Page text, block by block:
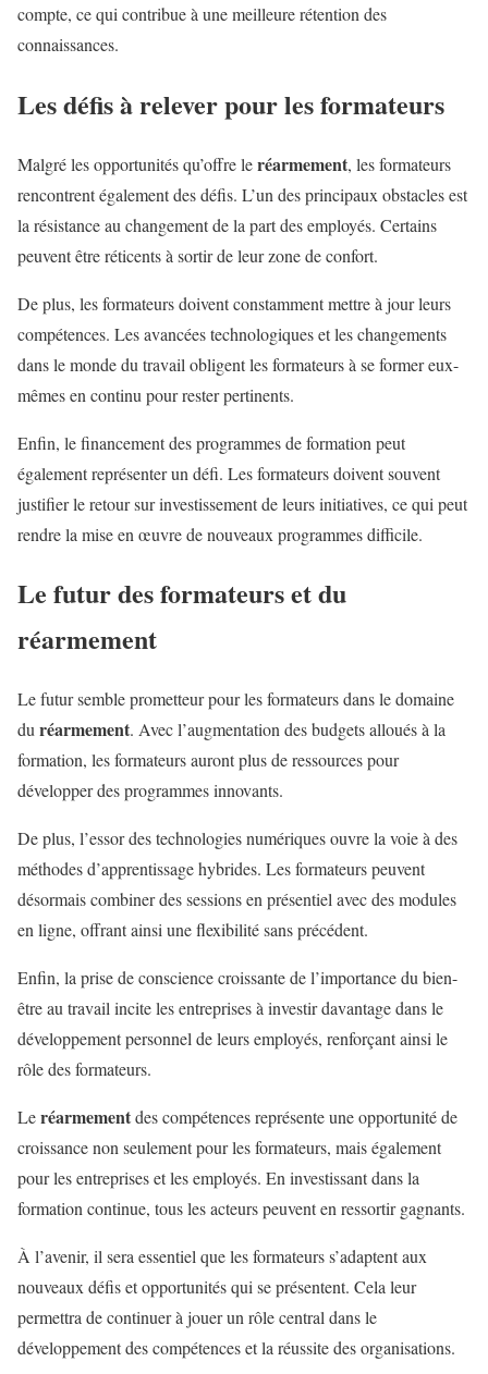
compte, ce qui contribue à une meilleure rétention des
connaissances.
Les défis à relever pour les formateurs
Malgré les opportunités qu’offre leréarmement, les formateurs
rencontrent également des défis. L’un des principaux obstacles est
la résistance au changement de la part des employés. Certains
peuvent être réticents à sortir de leur zone de confort.
De plus, les formateurs doivent constamment mettre à jour leurs
compétences. Les avancées technologiques et les changements
dans le monde du travail obligent les formateurs à se former eux-
mêmes en continu pour rester pertinents.
Enfin, le financement des programmes de formation peut
également représenter un défi. Les formateurs doivent souvent
justifier le retour sur investissement de leurs initiatives, ce qui peut
rendre la mise en œuvre de nouveaux programmes difficile.
Le futur des formateurs et du
réarmement
Le futur semble prometteur pour les formateurs dans le domaine
duréarmement. Avec l’augmentation des budgets alloués à la
formation, les formateurs auront plus de ressources pour
développer des programmes innovants.
De plus, l’essor des technologies numériques ouvre la voie à des
méthodes d’apprentissage hybrides. Les formateurs peuvent
désormais combiner des sessions en présentiel avec des modules
en ligne, offrant ainsi une flexibilité sans précédent.
Enfin, la prise de conscience croissante de l’importance du bien-
être au travail incite les entreprises à investir davantage dans le
développement personnel de leurs employés, renforçant ainsi le
rôle des formateurs.
Leréarmementdes compétences représente une opportunité de
croissance non seulement pour les formateurs, mais également
pour les entreprises et les employés. En investissant dans la
formation continue, tous les acteurs peuvent en ressortir gagnants.
À l’avenir, il sera essentiel que les formateurs s’adaptent aux
nouveaux défis et opportunités qui se présentent. Cela leur
permettra de continuer à jouer un rôle central dans le
développement des compétences et la réussite des organisations.